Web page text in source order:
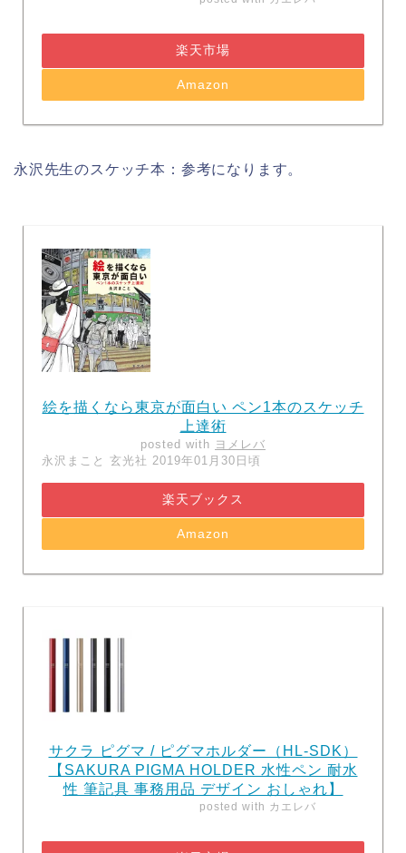
楽天市場
Amazon
永沢先生のスケッチ本：参考になります。
絵を描くなら東京が面白い ペン1本のスケッチ
上達術
posted with ヨメレバ
永沢まこと 玄光社 2019年01月30日頃
楽天ブックス
Amazon
サクラ ピグマ / ピグマホルダー（HL-SDK）
【SAKURA PIGMA HOLDER 水性ペン 耐水
性 筆記具 事務用品 デザイン おしゃれ】
posted with カエレバ